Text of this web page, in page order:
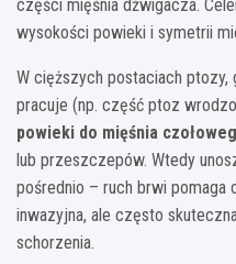
części mięśnia dźwigacza.
wysokości powieki i symetrii
W cięższych postaciach ptozy,
pracuje (np. część ptoz
powieki do mięśnia
lub przeszczepów. Wtedy
pośrednio – ruch brwi pomaga
inwazyjna, ale często
schorzenia.